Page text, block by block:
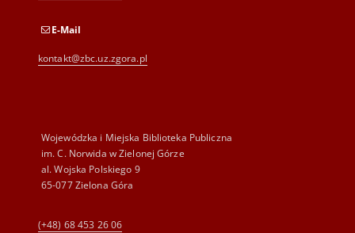
E-Mail
kontakt@zbc.uz.zgora.pl
Wojewódzka i Miejska Biblioteka Publiczna
im. C. Norwida w Zielonej Górze
al. Wojska Polskiego 9
65-077 Zielona Góra
(+48) 68 453 26 06